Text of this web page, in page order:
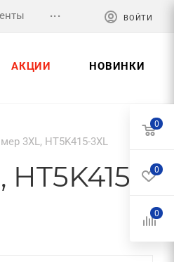
... ВОЙТИ
АКЦИИ НОВИНКИ
3XL, HT5K415-3XL
0
0
0